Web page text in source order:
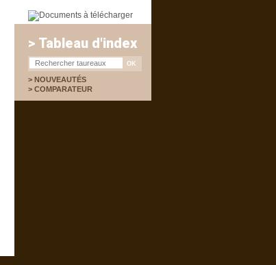
> Tableau d'index
NOUVEAUTÉS
COMPARATEUR